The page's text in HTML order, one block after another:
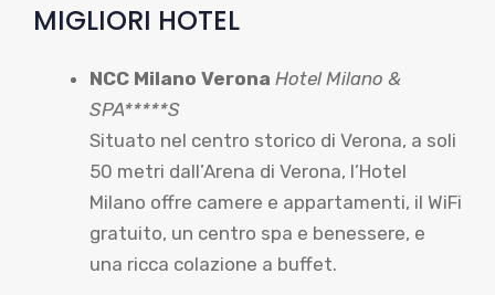
MIGLIORI HOTEL
NCC Milano Verona Hotel Milano &
SPA*****S
Situato nel centro storico di Verona, a soli
50 metri dall’Arena di Verona, l’Hotel
Milano offre camere e appartamenti, il WiFi
gratuito, un centro spa e benessere, e
una ricca colazione a buffet.